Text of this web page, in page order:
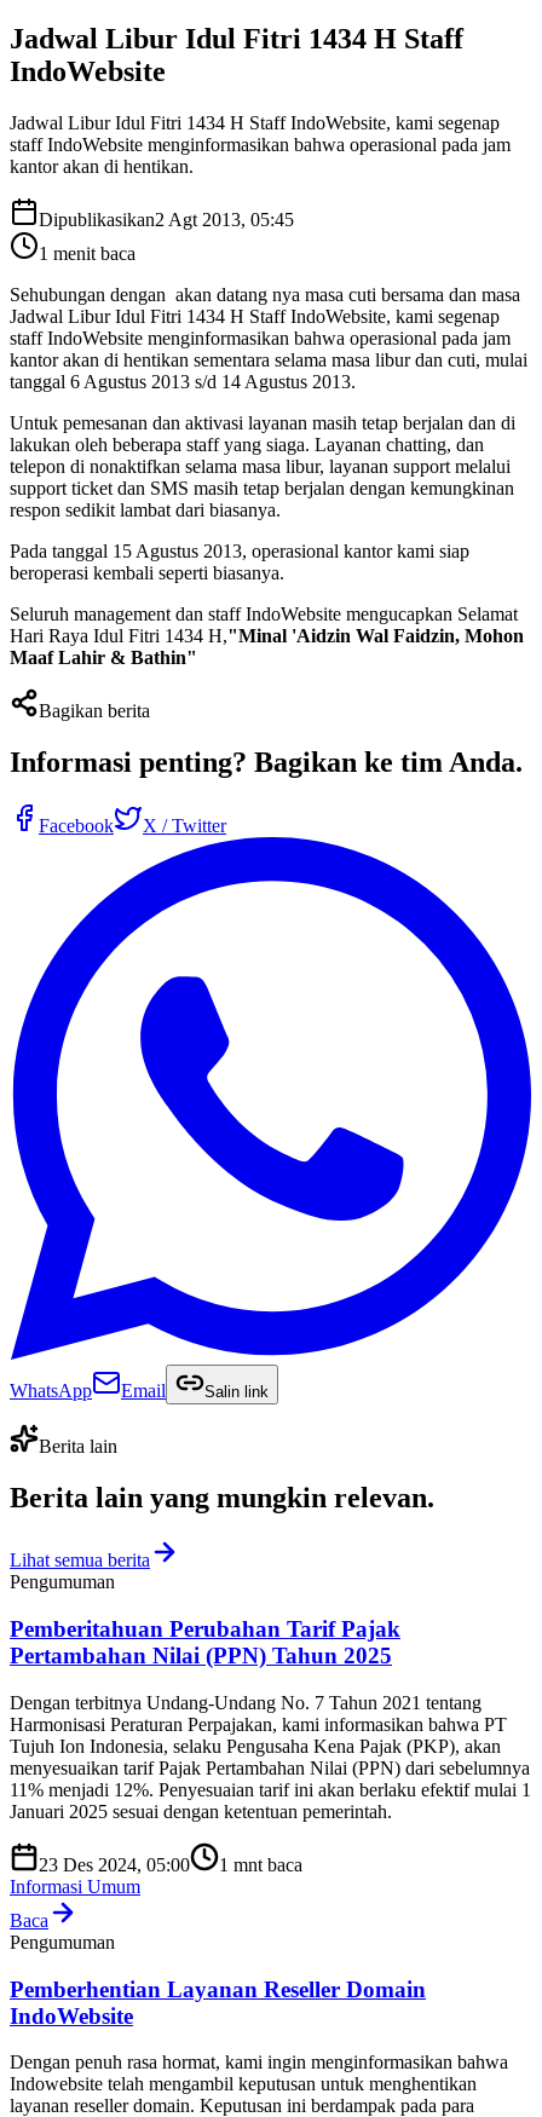
Jadwal Libur Idul Fitri 1434 H Staff
IndoWebsite
Jadwal Libur Idul Fitri 1434 H Staff IndoWebsite, kami segenap
staff IndoWebsite menginformasikan bahwa operasional pada jam
kantor akan di hentikan.
Dipublikasikan2 Agt 2013, 05:45
1 menit baca
Sehubungan dengan akan datang nya masa cuti bersama dan masa
Jadwal Libur Idul Fitri 1434 H Staff IndoWebsite, kami segenap
staff IndoWebsite menginformasikan bahwa operasional pada jam
kantor akan di hentikan sementara selama masa libur dan cuti, mulai
tanggal 6 Agustus 2013 s/d 14 Agustus 2013.
Untuk pemesanan dan aktivasi layanan masih tetap berjalan dan di
lakukan oleh beberapa staff yang siaga. Layanan chatting, dan
telepon di nonaktifkan selama masa libur, layanan support melalui
support ticket dan SMS masih tetap berjalan dengan kemungkinan
respon sedikit lambat dari biasanya.
Pada tanggal 15 Agustus 2013, operasional kantor kami siap
beroperasi kembali seperti biasanya.
Seluruh management dan staff IndoWebsite mengucapkan Selamat
Hari Raya Idul Fitri 1434 H,"Minal 'Aidzin Wal Faidzin, Mohon
Maaf Lahir & Bathin"
Bagikan berita
Informasi penting? Bagikan ke tim Anda.
Facebook X / Twitter
WhatsApp Email Salin link
Berita lain
Berita lain yang mungkin relevan.
Lihat semua berita
Pengumuman
Pemberitahuan Perubahan Tarif Pajak
Pertambahan Nilai (PPN) Tahun 2025
Dengan terbitnya Undang-Undang No. 7 Tahun 2021 tentang
Harmonisasi Peraturan Perpajakan, kami informasikan bahwa PT
Tujuh Ion Indonesia, selaku Pengusaha Kena Pajak (PKP), akan
menyesuaikan tarif Pajak Pertambahan Nilai (PPN) dari sebelumnya
11% menjadi 12%. Penyesuaian tarif ini akan berlaku efektif mulai 1
Januari 2025 sesuai dengan ketentuan pemerintah.
23 Des 2024, 05:00 1 mnt baca
Informasi Umum
Baca
Pengumuman
Pemberhentian Layanan Reseller Domain
IndoWebsite
Dengan penuh rasa hormat, kami ingin menginformasikan bahwa
Indowebsite telah mengambil keputusan untuk menghentikan
layanan reseller domain. Keputusan ini berdampak pada para